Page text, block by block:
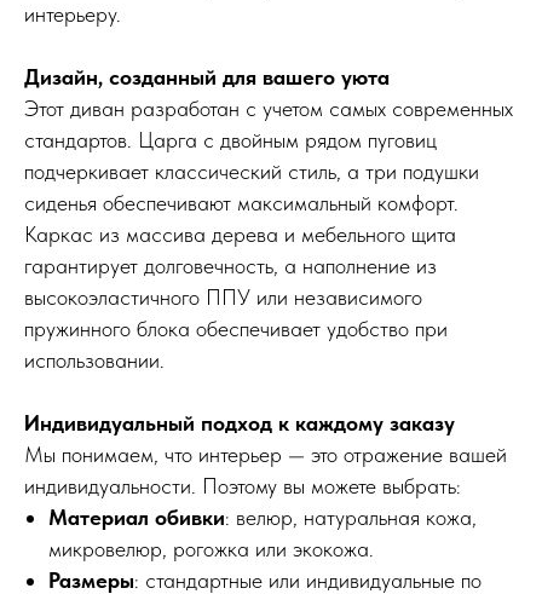
интерьеру.
Дизайн, созданный для вашего уюта
Этот диван разработан с учетом самых современных
стандартов. Царга с двойным рядом пуговиц
подчеркивает классический стиль, а три подушки
сиденья обеспечивают максимальный комфорт.
Каркас из массива дерева и мебельного щита
гарантирует долговечность, а наполнение из
высокоэластичного ППУ или независимого
пружинного блока обеспечивает удобство при
использовании.
Индивидуальный подход к каждому заказу
Мы понимаем, что интерьер — это отражение вашей
индивидуальности. Поэтому вы можете выбрать:
Материал обивки: велюр, натуральная кожа,
микровелюр, рогожка или экокожа.
Размеры: стандартные или индивидуальные по